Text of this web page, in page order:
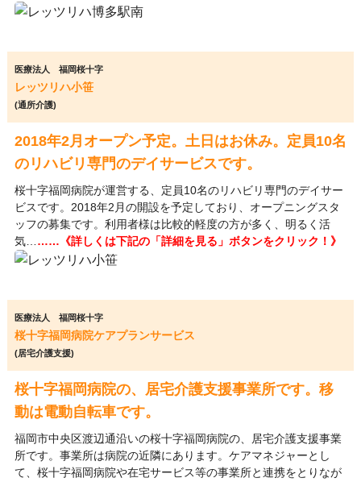
医療法人 福岡桜十字
レッツリハ小笹
(通所介護)
2018年2月オープン予定。土日はお休み。定員10名
のリハビリ専門のデイサービスです。
桜十字福岡病院が運営する、定員10名のリハビリ専門のデイサー
ビスです。2018年2月の開設を予定しており、オープニングスタ
ッフの募集です。利用者様は比較的軽度の方が多く、明るく活
気… ……《詳しくは下記の「詳細を見る」ボタンをクリック！》
医療法人 福岡桜十字
桜十字福岡病院ケアプランサービス
(居宅介護支援)
桜十字福岡病院の、居宅介護支援事業所です。移
動は電動自転車です。
福岡市中央区渡辺通沿いの桜十字福岡病院の、居宅介護支援事業
所です。事業所は病院の近隣にあります。ケアマネジャーとし
て、桜十字福岡病院や在宅サービス等の事業所と連携をとりなが